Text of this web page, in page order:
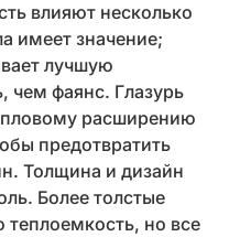
влияют несколько
имеет значение;
лучшую
чем фаянс. Глазурь
расширению
предотвратить
Толщина и дизайн
Более толстые
но все